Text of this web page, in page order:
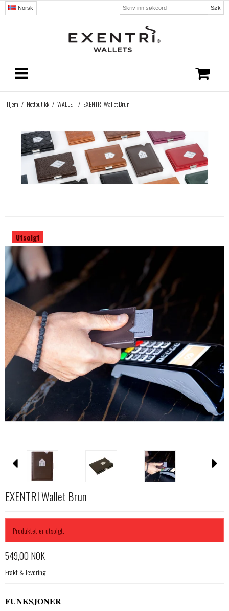
Norsk Søk
Hjem / Nettbutikk / WALLET / EXENTRI Wallet Brun
Utsolgt
EXENTRI Wallet Brun
Produktet er utsolgt.
549,00 NOK
Frakt & levering
FUNKSJONER